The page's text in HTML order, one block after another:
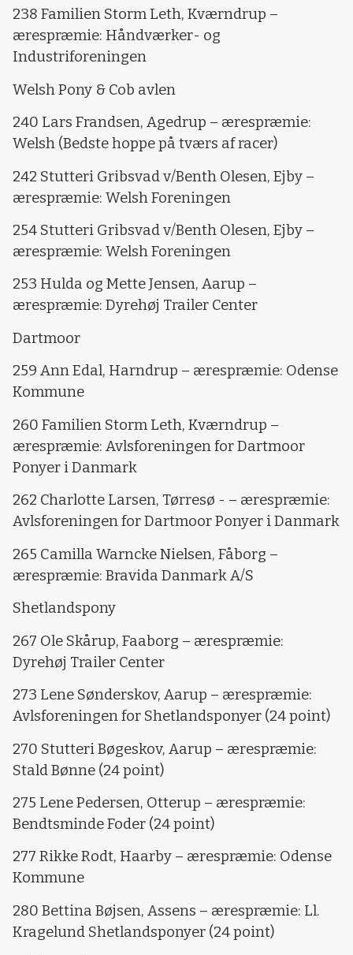
238 Familien Storm Leth, Kværndrup –
ærespræmie: Håndværker- og
Industriforeningen
Welsh Pony & Cob avlen
240 Lars Frandsen, Agedrup – ærespræmie:
Welsh (Bedste hoppe på tværs af racer)
242 Stutteri Gribsvad v/Benth Olesen, Ejby –
ærespræmie: Welsh Foreningen
254 Stutteri Gribsvad v/Benth Olesen, Ejby –
ærespræmie: Welsh Foreningen
253 Hulda og Mette Jensen, Aarup –
ærespræmie: Dyrehøj Trailer Center
Dartmoor
259 Ann Edal, Harndrup – ærespræmie: Odense
Kommune
260 Familien Storm Leth, Kværndrup –
ærespræmie: Avlsforeningen for Dartmoor
Ponyer i Danmark
262 Charlotte Larsen, Tørresø - – ærespræmie:
Avlsforeningen for Dartmoor Ponyer i Danmark
265 Camilla Warncke Nielsen, Fåborg –
ærespræmie: Bravida Danmark A/S
Shetlandspony
267 Ole Skårup, Faaborg – ærespræmie:
Dyrehøj Trailer Center
273 Lene Sønderskov, Aarup – ærespræmie:
Avlsforeningen for Shetlandsponyer (24 point)
270 Stutteri Bøgeskov, Aarup – ærespræmie:
Stald Bønne (24 point)
275 Lene Pedersen, Otterup – ærespræmie:
Bendtsminde Foder (24 point)
277 Rikke Rodt, Haarby – ærespræmie: Odense
Kommune
280 Bettina Bøjsen, Assens – ærespræmie: Ll.
Kragelund Shetlandsponyer (24 point)